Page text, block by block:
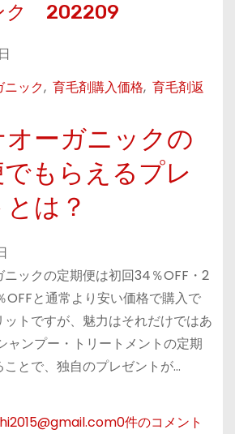
ク 202209
ニック, 育毛剤購入価格, 育毛剤返
オーガニックの
もらえるプレ
は？
ニックの定期便は初回34％OFF・2
OFFと通常より安い価格で購入で
ットですが、魅力はそれだけではあ
ャンプー・トリートメントの定期
とで、独自のプレゼントが…
0件のコメント